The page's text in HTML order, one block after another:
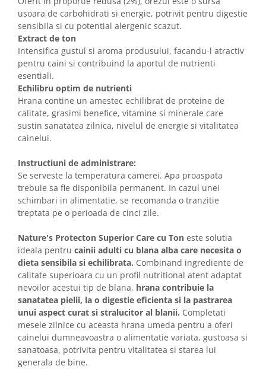
usoara de carbohidrati si energie, potrivit pentru digestie
sensibila si cu potential alergenic scazut.
Extract de ton
Intensifica gustul si aroma produsului, facandu-l atractiv
pentru caini si contribuind la aportul de nutrienti
esentiali.
Echilibru optim de nutrienti
Hrana contine un amestec echilibrat de proteine de
calitate, grasimi benefice, vitamine si minerale care
sustin sanatatea zilnica, nivelul de energie si vitalitatea
cainelui.
Instructiuni de administrare:
Se serveste la temperatura camerei. Apa proaspata
trebuie sa fie disponibila permanent. In cazul unei
schimbari in alimentatie, se recomanda o tranzitie
treptata pe o perioada de cinci zile.
Nature's Protecton Superior Care cu Ton este solutia
ideala pentru cainii adulti cu blana alba care necesita o
dieta sensibila si echilibrata. Combinand ingrediente de
calitate superioara cu un profil nutritional atent adaptat
nevoilor acestui tip de blana, hrana contribuie la
sanatatea pielii, la o digestie eficienta si la pastrarea
unui aspect curat si stralucitor al blanii. Completati
mesele zilnice cu aceasta hrana umeda pentru a oferi
cainelui dumneavoastra o alimentatie variata, gustoasa si
sanatoasa, potrivita pentru vitalitatea si starea lui
generala de bine.